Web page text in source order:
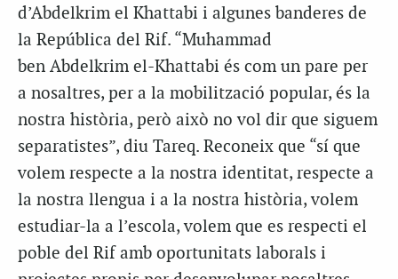
d’Abdelkrim el Khattabi i algunes banderes de
la República del Rif. “Muhammad
ben Abdelkrim el-Khattabi és com un pare per
a nosaltres, per a la mobilització popular, és la
nostra història, però això no vol dir que siguem
separatistes”, diu Tareq. Reconeix que “sí que
volem respecte a la nostra identitat, respecte a
la nostra llengua i a la nostra història, volem
estudiar-la a l’escola, volem que es respecti el
poble del Rif amb oportunitats laborals i